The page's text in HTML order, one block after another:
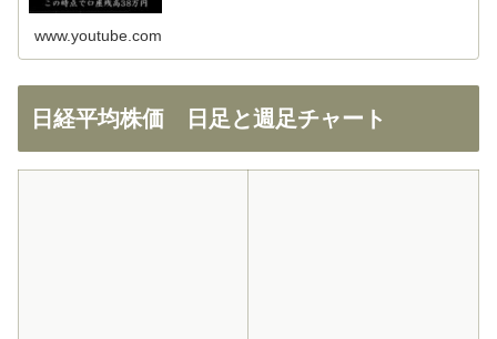
www.youtube.com
日経平均株価 日足と週足チャート